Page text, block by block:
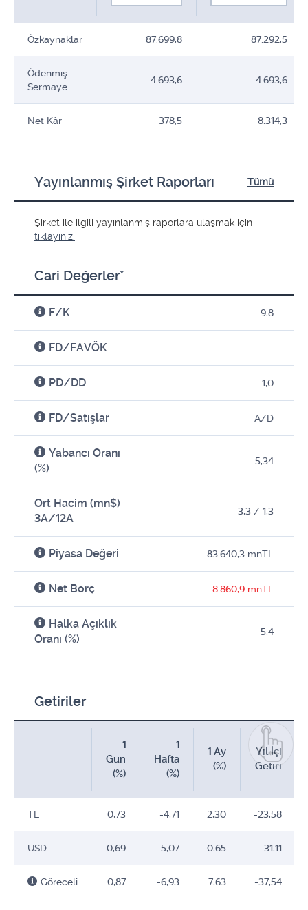
Özkaynaklar 87.699,8 87.292,5
Ödenmiş
Sermaye
4.693,6 4.693,6
Net Kâr 378,5 8.314,3
Yayınlanmış Şirket Raporları Tümü
Şirket ile ilgili yayınlanmış raporlara ulaşmak için
tıklayınız.
Cari Değerler*
F/K 9,8
FD/FAVÖK -
PD/DD 1,0
FD/Satışlar A/D
Yabancı Oranı
(%)
5,34
Ort Hacim (mn$)
3A/12A
3,3 / 1,3
Piyasa Değeri 83.640,3 mnTL
Net Borç 8.860,9 mnTL
Halka Açıklık
Oranı (%)
5,4
Getiriler
1
Gün
(%)
1
Hafta
(%)
1 Ay
(%)
Yıl İçi
Getiri
TL 0,73 -4,71 2,30 -23,58
USD 0,69 -5,07 0,65 -31,11
Göreceli 0,87 -6,93 7,63 -37,54